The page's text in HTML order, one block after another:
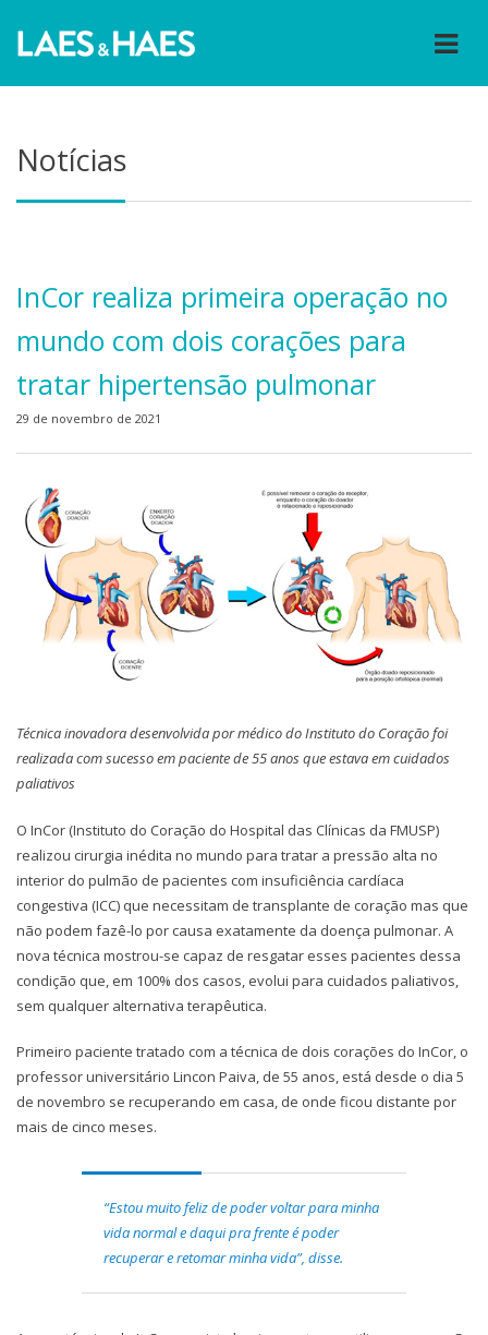
Notícias
InCor realiza primeira operação no
mundo com dois corações para
tratar hipertensão pulmonar
29 de novembro de 2021
Técnica inovadora desenvolvida por médico do Instituto do Coração foi
realizada com sucesso em paciente de 55 anos que estava em cuidados
paliativos
O InCor (Instituto do Coração do Hospital das Clínicas da FMUSP)
realizou cirurgia inédita no mundo para tratar a pressão alta no
interior do pulmão de pacientes com insuficiência cardíaca
congestiva (ICC) que necessitam de transplante de coração mas que
não podem fazê-lo por causa exatamente da doença pulmonar. A
nova técnica mostrou-se capaz de resgatar esses pacientes dessa
condição que, em 100% dos casos, evolui para cuidados paliativos,
sem qualquer alternativa terapêutica.
Primeiro paciente tratado com a técnica de dois corações do InCor, o
professor universitário Lincon Paiva, de 55 anos, está desde o dia 5
de novembro se recuperando em casa, de onde ficou distante por
mais de cinco meses.
“Estou muito feliz de poder voltar para minha
vida normal e daqui pra frente é poder
recuperar e retomar minha vida”, disse.